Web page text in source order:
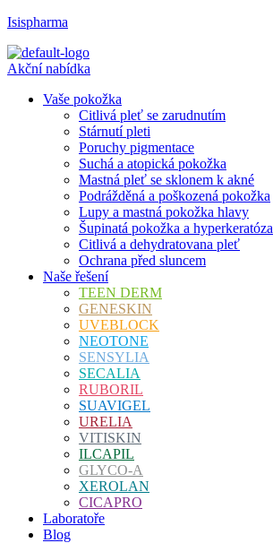
Isispharma
Akční nabídka
Vaše pokožka
Citlivá pleť se zarudnutím
Stárnutí pleti
Poruchy pigmentace
Suchá a atopická pokožka
Mastná pleť se sklonem k akné
Podrážděná a poškozená pokožka
Lupy a mastná pokožka hlavy
Šupinatá pokožka a hyperkeratóza
Citlivá a dehydratovana pleť
Ochrana před sluncem
Naše řešení
TEEN DERM
GENESKIN
UVEBLOCK
NEOTONE
SENSYLIA
SECALIA
RUBORIL
SUAVIGEL
URELIA
VITISKIN
ILCAPIL
GLYCO-A
XEROLAN
CICAPRO
Laboratoře
Blog